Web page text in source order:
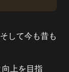
して今も昔も
上を目指